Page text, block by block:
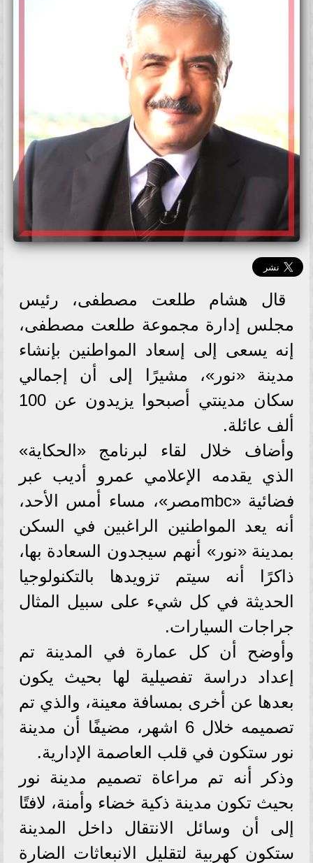
قال هشام طلعت مصطفى، رئيس
مجلس إدارة مجموعة طلعت مصطفى،
إنه يسعى إلى إسعاد المواطنين بإنشاء
مدينة «نور»، مشيرًا إلى أن إجمالي
سكان مدينتي أصبحوا يزيدون عن 100
ألف عائلة.
وأضاف خلال لقاء لبرنامج «الحكاية»
الذي يقدمه الإعلامي عمرو أديب عبر
فضائية «mbcمصر»، مساء أمس الأحد،
أنه يعد المواطنين الراغبين في السكن
بمدينة «نور» أنهم سيجدون السعادة بها،
ذاكرًا أنه سيتم تزويدها بالتكنولوجيا
الحديثة في كل شيء على سبيل المثال
جراجات السيارات.
وأوضح أن كل عمارة في المدينة تم
إعداد دراسة تفصيلية لها بحيث يكون
بعدها عن أخرى بمسافة معينة، والذي تم
تصميمه خلال 6 اشهر، مضيفًا أن مدينة
نور ستكون في قلب العاصمة الإدارية.
وذكر أنه تم مراعاة تصميم مدينة نور
بحيث تكون مدينة ذكية خضاء وأمنة، لافتًا
إلى أن وسائل الانتقال داخل المدينة
ستكون كهربية لتقليل الانبعاثات الضارة